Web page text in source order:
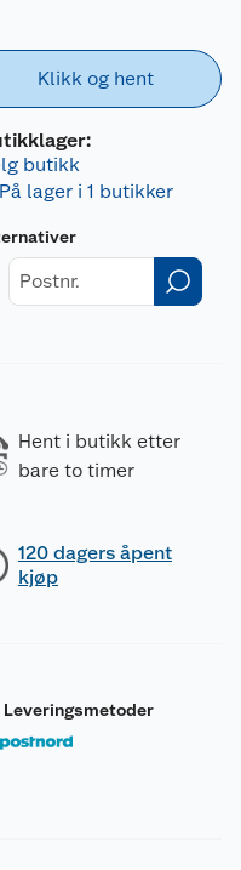
Klikk og hent
butikk
På lager i 1 butikker
Hent i butikk etter
bare to timer
120 dagers åpent
kjøp
Leveringsmetoder